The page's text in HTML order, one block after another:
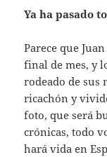
Ya ha pasado
Parece que
final de mes, y
rodeado de sus
ricachón y
foto, que será
crónicas, todo
hará vida en